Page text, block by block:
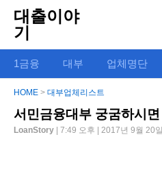
대출이야
기
1금융 대부 업체명단
HOME > 대부업체리스트
서민금융대부 궁굼하시면
LoanStory | 7:49 오후 | 2017년 9월 20일